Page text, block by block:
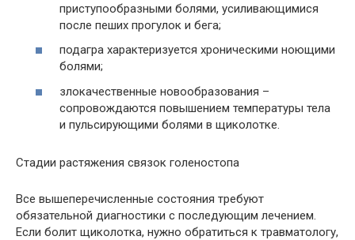
приступообразными болями, усиливающимися
после пеших прогулок и бега;
подагра характеризуется хроническими ноющими
болями;
злокачественные новообразования –
сопровождаются повышением температуры тела
и пульсирующими болями в щиколотке.
Стадии растяжения связок голеностопа
Все вышеперечисленные состояния требуют
обязательной диагностики с последующим лечением.
Если болит щиколотка, нужно обратиться к травматологу,